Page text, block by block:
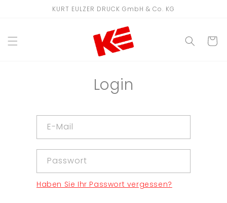
KURT EULZER DRUCK GmbH & Co. KG
Login
E-Mail
Passwort
Haben Sie Ihr Passwort vergessen?